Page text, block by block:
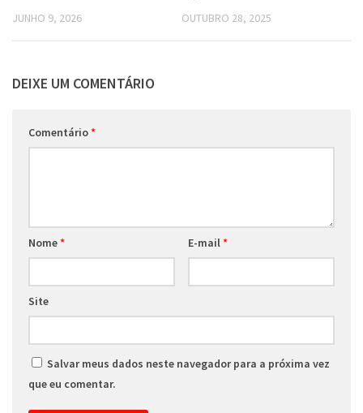
JUNHO 9, 2026 OUTUBRO 28, 2025
DEIXE UM COMENTÁRIO
Comentário*
Nome* E-mail *
Site
Salvar meus dados neste navegador para a próxima vez
que eu comentar.